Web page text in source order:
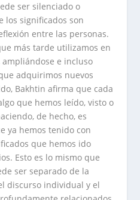
ser silenciado o
los significados son
entre las personas.
más tarde utilizamos en
ampliándose e incluso
adquirimos nuevos
Bakhtin afirma que cada
que hemos leído, visto o
de hecho, es
ya hemos tenido con
que hemos ido
Esto es lo mismo que
ser separado de la
discurso individual y el